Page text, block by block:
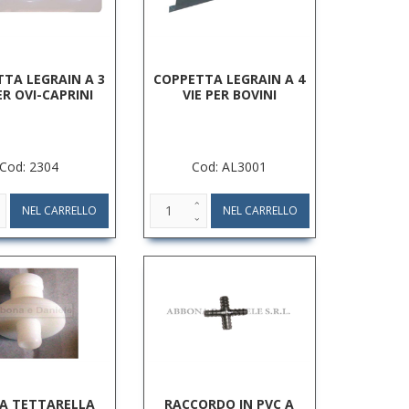
LEGRAIN A 3
OVI-CAPRINI
Cod: 2304
COPPETTA LEGRAIN A 4
VIE PER BOVINI
Cod: AL3001
TETTARELLA RACCORDO IN PVC A